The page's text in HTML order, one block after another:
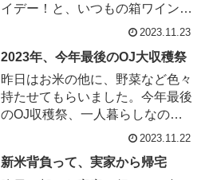
イデー！と、いつもの箱ワインを
チェックすると先行セールで既に
飲...
2023.11.23
2023年、今年最後のOJ大収穫祭
昨日はお米の他に、野菜など色々
持たせてもらいました。今年最後
のOJ収穫祭、一人暮らしなのに
また欲張って＝３2023年OJ最後
大...
2023.11.22
新米背負って、実家から帰宅